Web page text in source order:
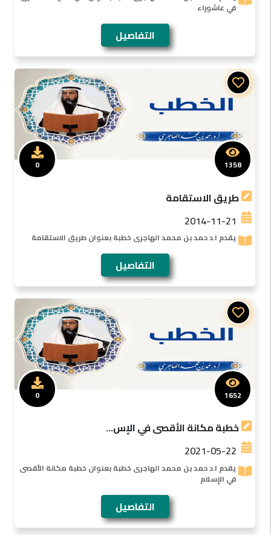
في عاشوراء
التفاصيل
طريق الاستقامة
2014-11-21
يقدم ا.د حمد بن محمد الهاجرى خطبة بعنوان طريق الاستقامة
التفاصيل
1358
0
خطبة مكانة الأقصى في الإس...
2021-05-22
يقدم ا.د حمد بن محمد الهاجرى خطبة بعنوان خطبة مكانة الأقصى
في الإسلام
التفاصيل
1652
0